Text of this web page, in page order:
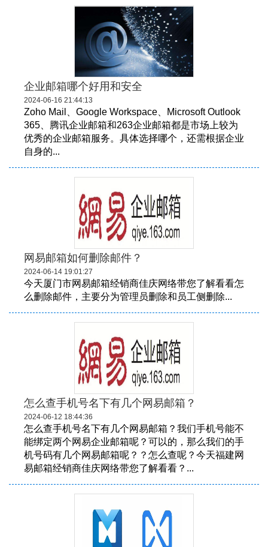
企业邮箱哪个好用和安全
2024-06-16 21:44:13
Zoho Mail、Google Workspace、Microsoft Outlook
365、腾讯企业邮箱和263企业邮箱都是市场上较为
优秀的企业邮箱服务。具体选择哪个，还需根据企业
自身的...
网易邮箱如何删除邮件？
2024-06-14 19:01:27
今天厦门市网易邮箱经销商佳庆网络带您了解看看怎
么删除邮件，主要分为管理员删除和员工侧删除...
怎么查手机号名下有几个网易邮箱？
2024-06-12 18:44:36
怎么查手机号名下有几个网易邮箱？我们手机号能不
能绑定两个网易企业邮箱呢？可以的，那么我们的手
机号码有几个网易邮箱呢？？怎么查呢？今天福建网
易邮箱经销商佳庆网络带您了解看看？...